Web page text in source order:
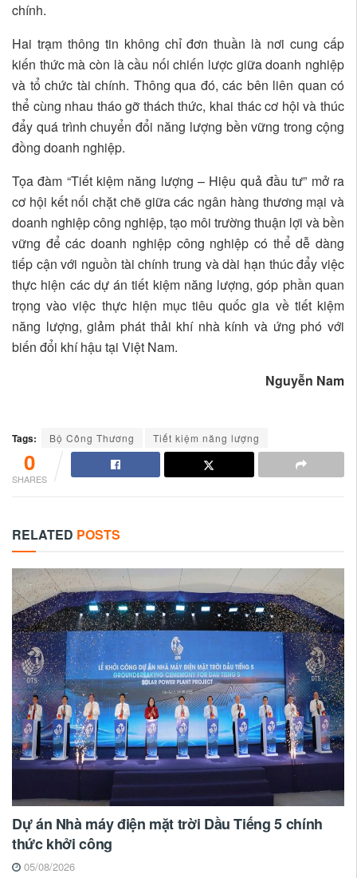
chính.
Hai trạm thông tin không chỉ đơn thuần là nơi cung cấp
kiến thức mà còn là cầu nối chiến lược giữa doanh nghiệp
và tổ chức tài chính. Thông qua đó, các bên liên quan có
thể cùng nhau tháo gỡ thách thức, khai thác cơ hội và thúc
đẩy quá trình chuyển đổi năng lượng bền vững trong cộng
đồng doanh nghiệp.
Tọa đàm “Tiết kiệm năng lượng – Hiệu quả đầu tư” mở ra
cơ hội kết nối chặt chẽ giữa các ngân hàng thương mại và
doanh nghiệp công nghiệp, tạo môi trường thuận lợi và bền
vững để các doanh nghiệp công nghiệp có thể dễ dàng
tiếp cận với nguồn tài chính trung và dài hạn thúc đẩy việc
thực hiện các dự án tiết kiệm năng lượng, góp phần quan
trọng vào việc thực hiện mục tiêu quốc gia về tiết kiệm
năng lượng, giảm phát thải khí nhà kính và ứng phó với
biến đổi khí hậu tại Việt Nam.
Nguyễn Nam
Tags: Bộ Công Thương Tiết kiệm năng lượng
0
SHARES
RELATED POSTS
Dự án Nhà máy điện mặt trời Dầu Tiếng 5 chính
thức khởi công
05/08/2026